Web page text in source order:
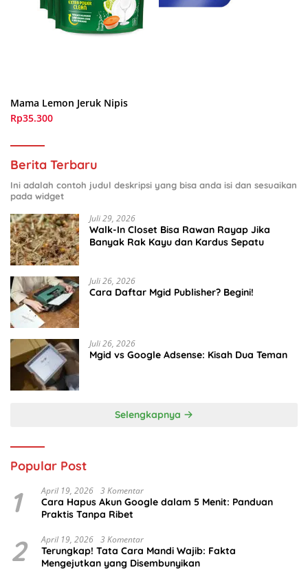
Mama Lemon Jeruk Nipis
Rp35.300
Berita Terbaru
Ini adalah contoh judul deskripsi yang bisa anda isi dan sesuaikan
pada widget
Juli 29, 2026
Walk-In Closet Bisa Rawan Rayap Jika
Banyak Rak Kayu dan Kardus Sepatu
Juli 26, 2026
Cara Daftar Mgid Publisher? Begini!
Juli 26, 2026
Mgid vs Google Adsense: Kisah Dua Teman
Selengkapnya
Popular Post
1 April 19, 2026 3 Komentar
Cara Hapus Akun Google dalam 5 Menit: Panduan
Praktis Tanpa Ribet
2 April 19, 2026 3 Komentar
Terungkap! Tata Cara Mandi Wajib: Fakta
Mengejutkan yang Disembunyikan